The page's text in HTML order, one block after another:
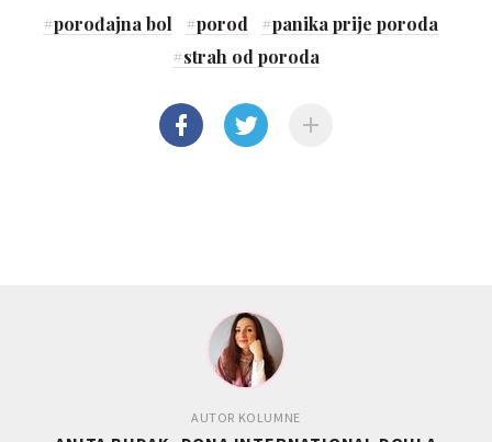
#porođajna bol #porod #panika prije poroda
#strah od poroda
AUTOR KOLUMNE